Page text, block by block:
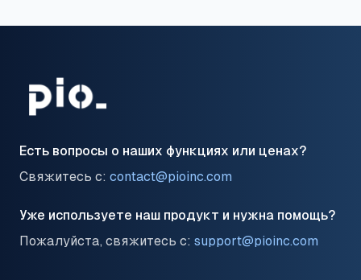
Есть вопросы о наших функциях или ценах?
Свяжитесь с: contact@pioinc.com
Уже используете наш продукт и нужна помощь?
Пожалуйста, свяжитесь с: support@pioinc.com